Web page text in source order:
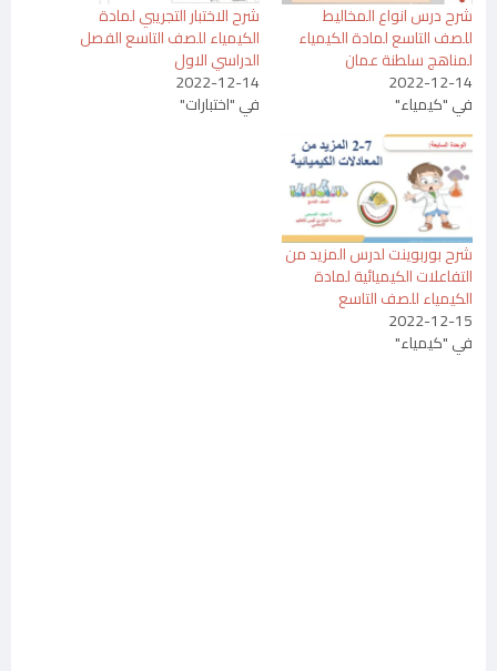
شرح درس انواع المخاليط
للصف التاسع لمادة الكيمياء
لمناهج سلطنة عمان
2022-12-14
في "كيمياء"
شرح الاختبار التجريبي لمادة
الكيمياء للصف التاسع الفصل
الدراسي الاول
2022-12-14
في "اختبارات"
شرح بوربوينت لدرس المزيد من
التفاعلات الكيميائية لمادة
الكيمياء للصف التاسع
2022-12-15
في "كيمياء"